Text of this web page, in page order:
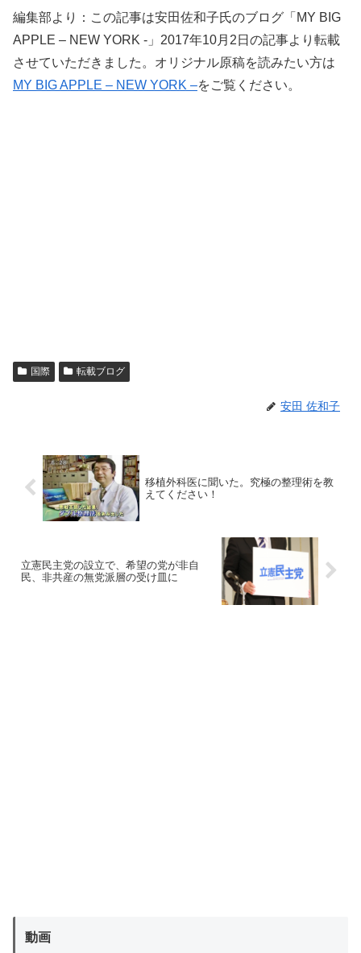
編集部より：この記事は安田佐和子氏のブログ「MY BIG
APPLE – NEW YORK -」2017年10月2日の記事より転載
させていただきました。オリジナル原稿を読みたい方は
MY BIG APPLE – NEW YORK –をご覧ください。
国際 転載ブログ
安田 佐和子
移植外科医に聞いた。究極の整理術を教
えてください！
立憲民主党の設立で、希望の党が非自
民、非共産の無党派層の受け皿に
動画